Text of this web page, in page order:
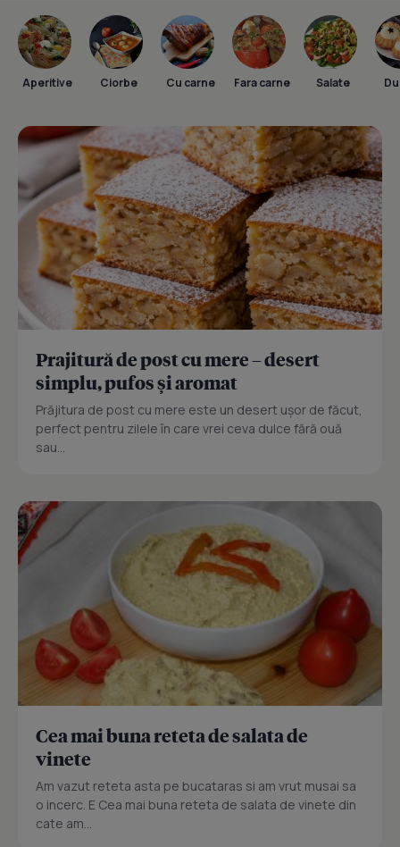
Aperitive Ciorbe Cu carne Fara carne Salate
Prajitură de post cu mere – desert
simplu, pufos și aromat
Prăjitura de post cu mere este un desert ușor de făcut,
perfect pentru zilele în care vrei ceva dulce fără ouă
sau...
Cea mai buna reteta de salata de
vinete
Am vazut reteta asta pe bucataras si am vrut musai sa
o incerc. E Cea mai buna reteta de salata de vinete din
cate am...